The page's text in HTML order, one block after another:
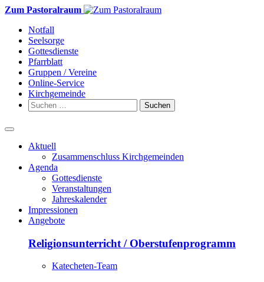
Weiter
Inhalt
Zum Pastoralraum
Notfall
Seelsorge
Gottesdienste
Pfarrblatt
Gruppen / Vereine
Online-Service
Kirchgemeinde
Suchen
nach:
Aktuell
Zusammenschluss Kirchgemeinden
Agenda
Gottesdienste
Veranstaltungen
Jahreskalender
Impressionen
Angebote
Religionsunterricht / Oberstufenprogramm
Katecheten-Team